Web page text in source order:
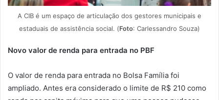
A CIB é um espaço de articulação dos gestores municipais e
estaduais de assistência social. (Foto: Carlessandro Souza)
Novo valor de renda para entrada no PBF
O valor de renda para entrada no Bolsa Família foi
ampliado. Antes era considerado o limite de R$ 210 como